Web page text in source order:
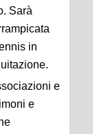
Sarà
in
e
e